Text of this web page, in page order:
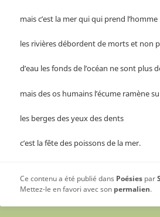
mais c’est la mer qui qui prend l’homme
les rivières débordent de morts et non
d’eau les fonds de l’océan ne sont plus
mais des os humains l’écume ramène
les berges des yeux des dents
c’est la fête des poissons de la mer.
Ce contenu a été publié dans Poésies par
Mettez-le en favori avec son permalien.